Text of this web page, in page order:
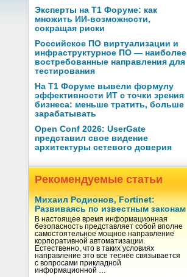
Эксперты на Т1 Форуме: как
множить ИИ-возможности,
сокращая риски
Российское ПО виртуализации и
инфраструктурное ПО — наиболее
востребованные направления для
тестирования
На Т1 Форуме вывели формулу
эффективности ИТ с точки зрения
бизнеса: меньше тратить, больше
зарабатывать
Open Conf 2026: UserGate
представил свое видение
архитектуры сетевого доверия
Рекомендуемые статьи
Михаил Родионов, Fortinet:
Развиваясь по известным законам
В настоящее время информационная
безопасность представляет собой вполне
самостоятельное мощное направление
корпоративной автоматизации.
Естественно, что в таких условиях
направление это все теснее связывается
с вопросами прикладной
информационной …